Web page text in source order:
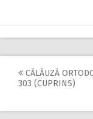
Post
CĂLĂUZĂ
303 (CUPRINS)